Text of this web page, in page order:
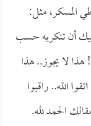
المسكر، مثل:
أن تنكريه حسب
هذا لا يجوز.. هذا
الله.. راقبوا
الحمد لله.